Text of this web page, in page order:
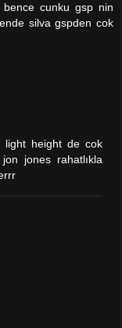
cunku gsp nin
silva gspden cok
height de cok
jones rahatlıkla